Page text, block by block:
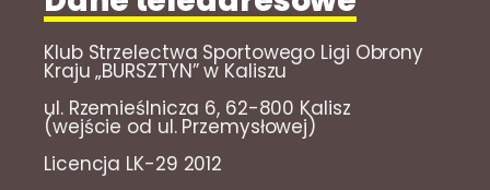
Klub Strzelectwa Sportowego Ligi Obrony
Kraju „BURSZTYN” w Kaliszu
ul. Rzemieślnicza 6, 62-800 Kalisz
(wejście od ul. Przemysłowej)
Licencja LK-29 2012